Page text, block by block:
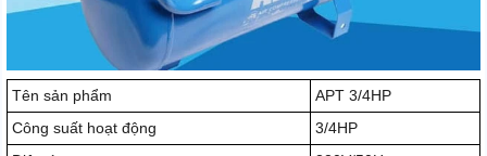
Tên sản phẩm
APT 3/4HP
Công suất hoạt động
3/4HP